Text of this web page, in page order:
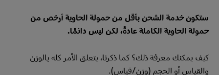
ستكون خدمة الشحن بأقل من حمولة الحاوية أرخص من
حمولة الحاوية الكاملة عادةً، لكن ليس دائمًا.
كيف يمكنك معرفة ذلك؟ كما ذكرنا، يتعلق الأمر كله بالوزن
والقياس أو الحجم (وزن/قياس).